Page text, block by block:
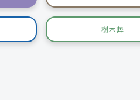
樹木葬